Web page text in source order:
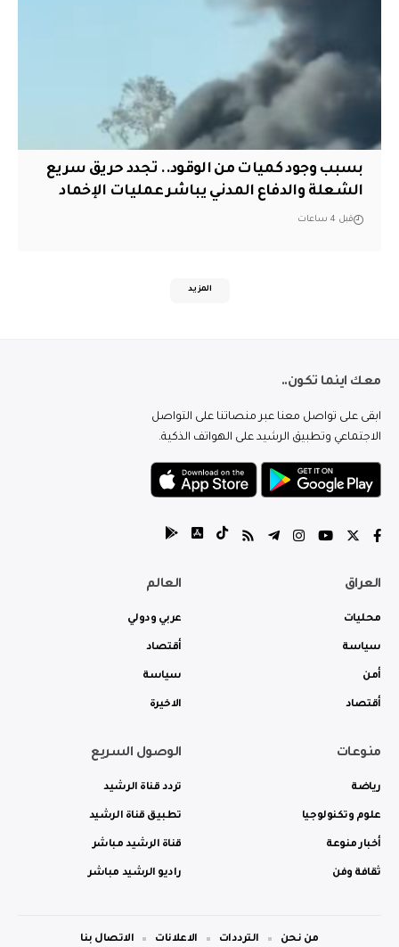
بسبب وجود كميات من الوقود.. تجدد حريق سريع
الشعلة والدفاع المدني يباشر عمليات الإخماد
قبل 4 ساعات
المزيد
معك اينما تكون..
ابقى على تواصل معنا عبر منصاتنا على التواصل
الاجتماعي وتطبيق الرشيد على الهواتف الذكية.
العراق
محليات
سياسة
أمن
أقتصاد
العالم
عربي ودولي
أقتصاد
سياسة
الاخيرة
منوعات
رياضة
علوم وتكنولوجيا
أخبار منوعة
ثقافة وفن
الوصول السريع
تردد قناة الرشيد
تطبيق قناة الرشيد
قناة الرشيد مباشر
راديو الرشيد مباشر
من نحن الترددات الاعلانات الاتصال بنا